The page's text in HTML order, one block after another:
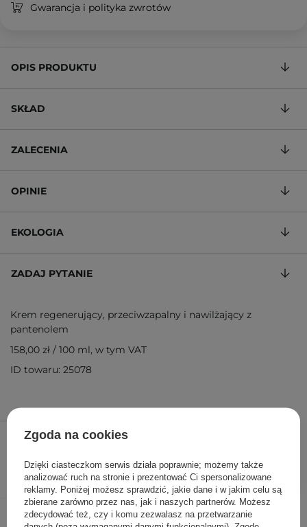
79,00 zł /szt.
DODAJ DO KOSZYKA
Gwarancja i polityka zwrotów
OPIS PRODUKTU
SKŁAD
ZALECENIA
OPINIE
EKOLOGIA
ZADAJ PYTANIE
Krem regenerujący, przeciwzapalny i nawilżający z
pantenolem
158,00 zł / 100 ml, w tym VAT
ID towaru: 25078
Inni klienci sprawdzali również
Zgoda na cookies
Dzięki ciasteczkom serwis działa poprawnie; możemy także
analizować ruch na stronie i prezentować Ci spersonalizowane
reklamy. Poniżej możesz sprawdzić, jakie dane i w jakim celu są
zbierane zarówno przez nas, jak i naszych partnerów. Możesz
zdecydować też, czy i komu zezwalasz na przetwarzanie